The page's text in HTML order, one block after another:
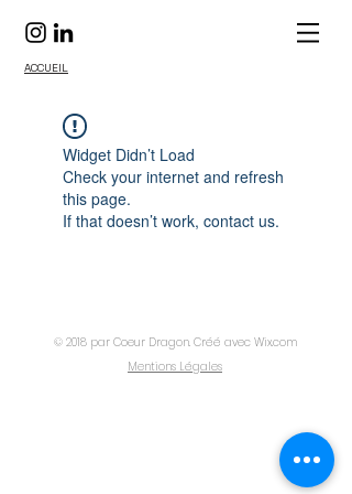
ACCUEIL
Widget Didn’t Load
Check your internet and refresh
this page.
If that doesn’t work, contact us.
© 2018 par Coeur Dragon. Créé avec Wix.com
Mentions Légales